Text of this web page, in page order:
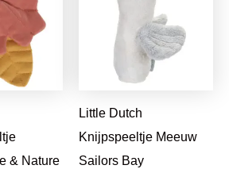
& Nature
Little Dutch
Knijpspeeltje Meeuw
Sailors Bay
€7,99.
€6,31.